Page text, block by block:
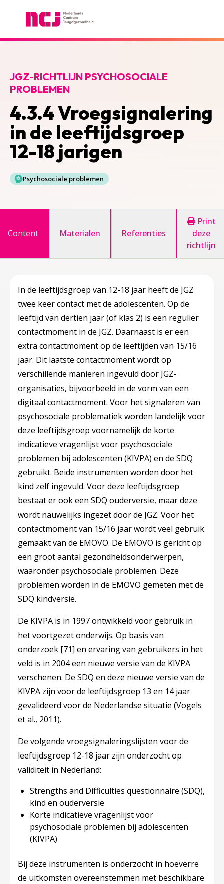
4.3.4 Vroegsignalering
in de leeftijdsgroep
12-18 jarigen
JGZ-RICHTLIJN PSYCHOSOCIALE
PROBLEMEN
Psychosociale problemen
Content Materialen Referenties
Print
deze
richtlijn
In de leeftijdsgroep van 12-18 jaar heeft de JGZ
twee keer contact met de adolescenten. Op de
leeftijd van dertien jaar (of klas 2) is een regulier
contactmoment in de JGZ. Daarnaast is er een
extra contactmoment op de leeftijden van 15/16
jaar. Dit laatste contactmoment wordt op
verschillende manieren ingevuld door JGZ-
organisaties, bijvoorbeeld in de vorm van een
digitaal contactmoment. Voor het signaleren van
psychosociale problematiek worden landelijk voor
deze leeftijdsgroep voornamelijk de korte
indicatieve vragenlijst voor psychosociale
problemen bij adolescenten (KIVPA) en de SDQ
gebruikt. Beide instrumenten worden door het
kind zelf ingevuld. Voor deze leeftijdsgroep
bestaat er ook een SDQ ouderversie, maar deze
wordt nauwelijks ingezet door de JGZ. Voor het
contactmoment van 15/16 jaar wordt veel gebruik
gemaakt van de EMOVO. De EMOVO is gericht op
een groot aantal gezondheidsonderwerpen,
waaronder psychosociale problemen. Deze
problemen worden in de EMOVO gemeten met de
SDQ kindversie.
De KIVPA is in 1997 ontwikkeld voor gebruik in
het voortgezet onderwijs. Op basis van
onderzoek [71] en ervaring van gebruikers in het
veld is in 2004 een nieuwe versie van de KIVPA
verschenen. De SDQ en deze nieuwe versie van de
KIVPA zijn voor de leeftijdsgroep 13 en 14 jaar
gevalideerd voor de Nederlandse situatie (Vogels
et al., 2011).
De volgende vroegsignaleringslijsten voor de
leeftijdsgroep 12-18 jaar zijn onderzocht op
validiteit in Nederland:
Strengths and Difficulties questionnaire (SDQ),
kind en ouderversie
Korte indicatieve vragenlijst voor
psychosociale problemen bij adolescenten
(KIVPA)
Bij deze instrumenten is onderzocht in hoeverre
de uitkomsten overeenstemmen met beschikbare